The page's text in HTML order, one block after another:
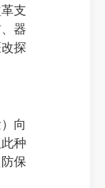
支
器
探
向
种
保